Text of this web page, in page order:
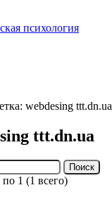
психология
webdesing ttt.dn.ua
ttt.dn.ua
1 (1 всего)